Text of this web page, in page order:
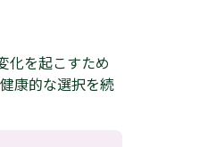
化を起こすため
康的な選択を続